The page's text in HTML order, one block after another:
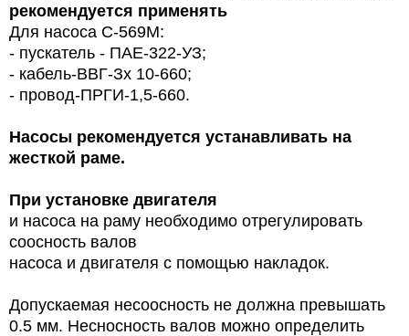
рекомендуется применять
Для насоса С-569М:
- пускатель - ПАЕ-322-УЗ;
- кабель-ВВГ-Зх 10-660;
- провод-ПРГИ-1,5-660.
Насосы рекомендуется устанавливать на
жесткой раме.
При установке двигателя
и насоса на раму необходимо отрегулировать
соосность валов
насоса и двигателя с помощью накладок.
Допускаемая несоосность не должна превышать
0.5 мм. Несносность валов можно определить